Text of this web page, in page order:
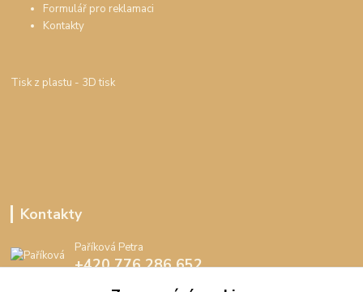
Formulář pro reklamaci
Kontakty
Tisk z plastu - 3D tisk
Kontakty
Paříková Petra
+420 776 286 652